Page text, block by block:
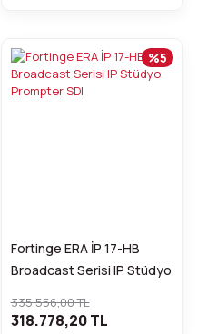
Fortinge ERA İP 17-HB
Broadcast Serisi IP Stüdyo
%5
335.556,00 TL
318.778,20 TL